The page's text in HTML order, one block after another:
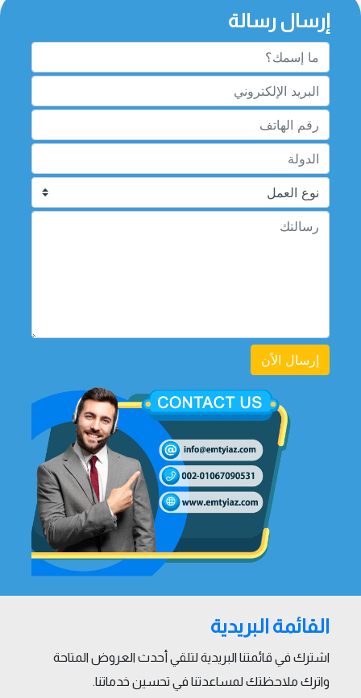
إرسال رسالة
إرسال الاًن
القائمة البريدية
اشترك في قائمتنا البريدية لتلقي أحدث العروض المتاحة
واترك ملاحظتك لمساعدتنا في تحسين خدماتنا.